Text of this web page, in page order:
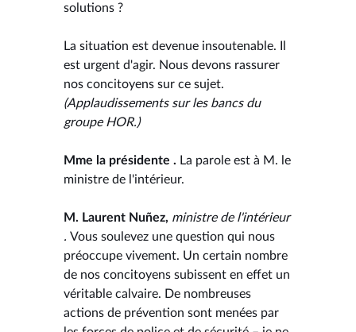
solutions ?
La situation est devenue insoutenable. Il
est urgent d'agir. Nous devons rassurer
nos concitoyens sur ce sujet.
(Applaudissements sur les bancs du
groupe HOR.)
Mme la présidente . La parole est à M. le
ministre de l'intérieur.
M. Laurent Nuñez, ministre de l'intérieur
. Vous soulevez une question qui nous
préoccupe vivement. Un certain nombre
de nos concitoyens subissent en effet un
véritable calvaire. De nombreuses
actions de prévention sont menées par